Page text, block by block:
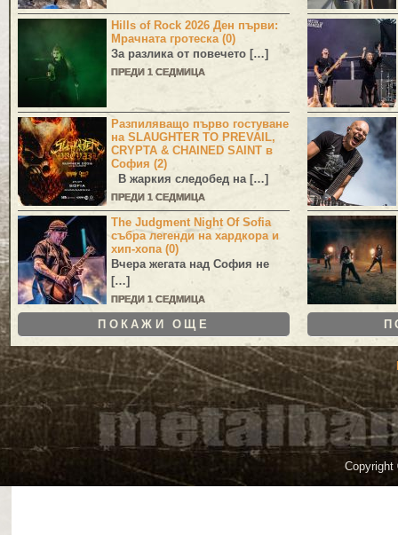
Hills of Rock 2026 Ден първи:
Мрачната гротеска (0)
За разлика от повечето […]
ПРЕДИ 1 СЕДМИЦА
Разпиляващо първо гостуване
на SLAUGHTER TO PREVAIL,
CRYPTA & CHAINED SAINT в
София (2)
В жаркия следобед на […]
ПРЕДИ 1 СЕДМИЦА
The Judgment Night Of Sofia
събра легенди на хардкора и
хип-хопа (0)
Вчера жегата над София не
[…]
ПРЕДИ 1 СЕДМИЦА
ПОКАЖИ ОЩЕ